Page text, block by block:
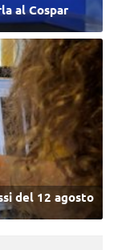
al Cospar
del 12 agosto